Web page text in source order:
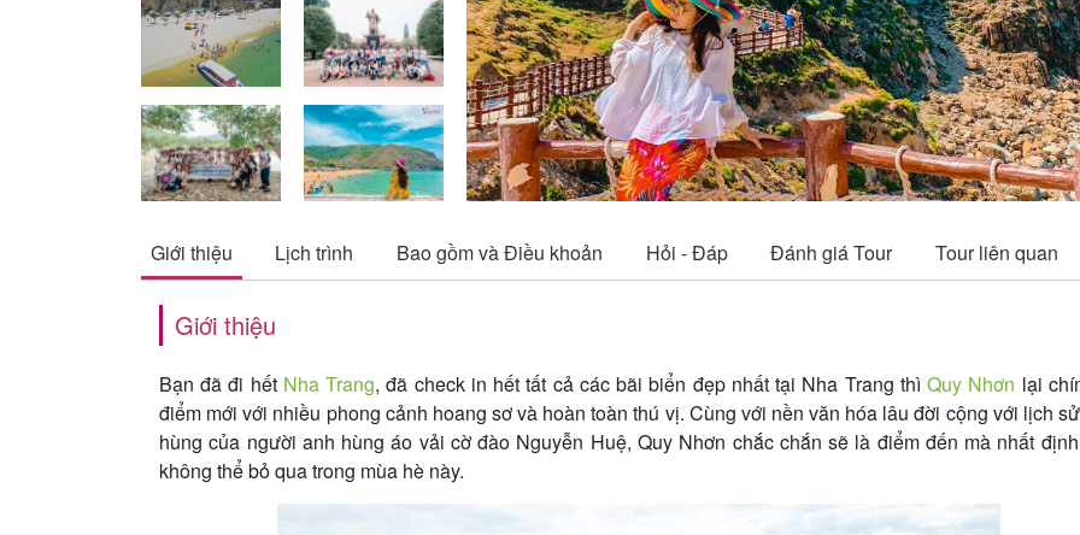
Giới thiệu Lịch trình Bao gồm và Điều khoản Hỏi - Đáp Đánh giá Tour Tour liên quan
Giới thiệu
Bạn đã đi hết Nha Trang, đã check in hết tất cả các bãi biển đẹp nhất tại Nha Trang thìQuy Nhơn lại
điểm mới với nhiều phong cảnh hoang sơ và hoàn toàn thú vị. Cùng với nền văn hóa lâu đời cộng với lịch
hùng của người anh hùng áo vải cờ đào Nguyễn Huệ, Quy Nhơn chắc chắn sẽ là điểm đến mà nhất
không thể bỏ qua trong mùa hè này.